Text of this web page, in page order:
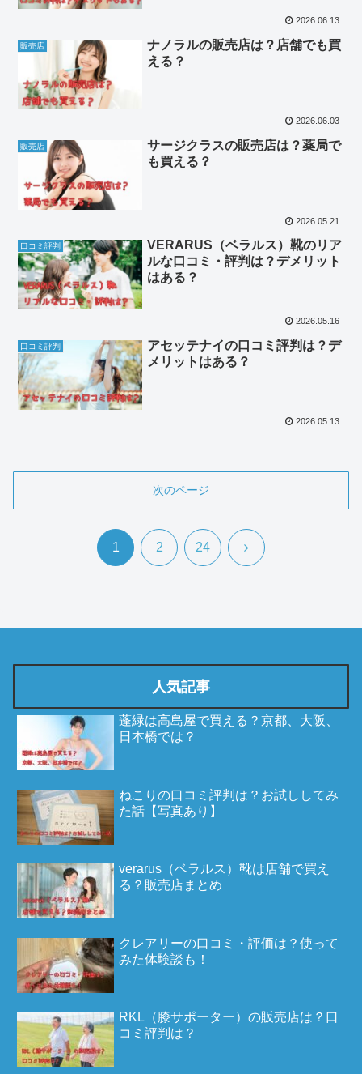
2026.06.13
販売店
ナノラルの販売店は？店舗でも買
える？
2026.06.03
販売店
サージクラスの販売店は？薬局で
も買える？
2026.05.21
口コミ評判
VERARUS（ベラルス）靴のリア
ルな口コミ・評判は？デメリット
はある？
2026.05.16
口コミ評判
アセッテナイの口コミ評判は？デ
メリットはある？
2026.05.13
次のページ
1 2 24 次
人気記事
蓬緑は高島屋で買える？京都、大阪、
日本橋では？
ねこりの口コミ評判は？お試ししてみ
た話【写真あり】
verarus（ベラルス）靴は店舗で買え
る？販売店まとめ
クレアリーの口コミ・評価は？使って
みた体験談も！
RKL（膝サポーター）の販売店は？口
コミ評判は？